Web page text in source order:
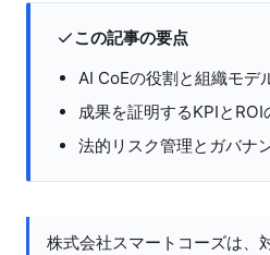
この記事の要点
AI CoEの役割と組織モデ
成果を証明するKPIとROI
法的リスク管理とガバナ
株式会社スマートコーズは、